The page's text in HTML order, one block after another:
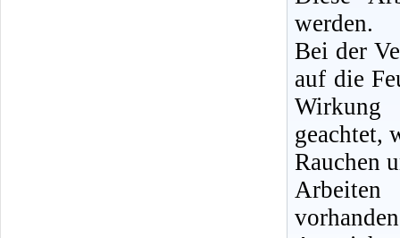
werden.
Bei der
auf die
Wirkung
geachtet,
Rauchen
Arbeiten